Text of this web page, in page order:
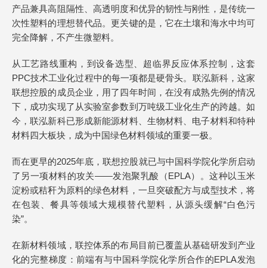
产品兼具高阻隔性、高透明度和优异的韧性与刚性，是传统一
次性塑料的理想替代品。更关键的是，它在土壤和海水中均可
完全降解，不产生微塑料。
从工艺路线重构，到设备选型、超临界反应体系控制，这套
PPC技术工业化过程中的每一项都是硬骨头。联泓新科，这家
联想控股的成员企业，用了四年时间，在没有成熟先例的情况
下，成功实现了从实验室参数到万吨级工业化生产的跨越。如
今，联泓新科已形成新能源材料、生物材料、电子材料和特种
材料四大板块，成为中国绿色材料领域的重要一极。
而在更早的2025年底，联想控股就已与中国科学院化学所启动
了另一项材料的攻关——发泡聚乳酸（EPLA）。这种以玉米
淀粉或秸秆为原料的绿色材料，一旦突破配方与成型技术，将
在包装、餐具等领域大规模替代塑料，从源头缓解“白色污
染”。
在新材料领域，联控体系的布局目前已覆盖从基础研发到产业
化的完整梯度：前端有与中国科学院化学所合作的EPLA发泡